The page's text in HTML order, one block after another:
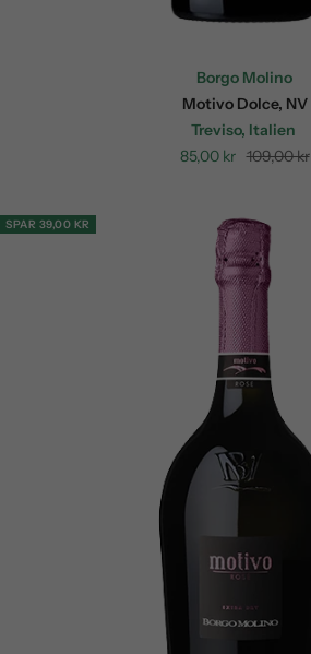
Borgo Molino
Motivo Dolce, NV
Treviso, Italien
Sale
85,00 kr Regular
109,00 kr
SPAR 39,00 KR